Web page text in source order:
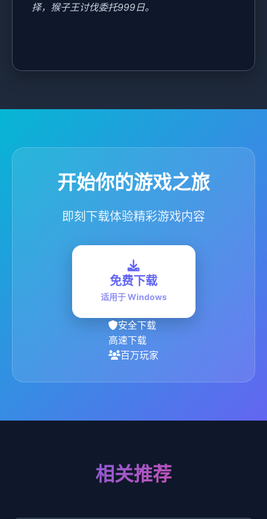
择，猴子王讨伐委托999日。
开始你的游戏之旅
即刻下载体验精彩游戏内容
免费下载
适用于 Windows
安全下载
高速下载
百万玩家
相关推荐